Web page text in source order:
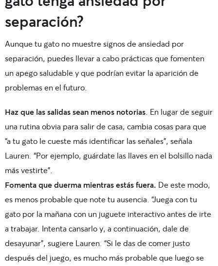
separación?
Aunque tu gato no muestre signos de ansiedad por
separación, puedes llevar a cabo prácticas que fomenten
un apego saludable y que podrían evitar la aparición de
problemas en el futuro.
Haz que las salidas sean menos notorias . En lugar de seguir
una rutina obvia para salir de casa, cambia cosas para que
“a tu gato le cueste más identificar las señales”, señala
Lauren. “Por ejemplo, guárdate las llaves en el bolsillo nada
más vestirte”.
Fomenta que duerma mientras estás fuera. De este modo,
es menos probable que note tu ausencia. “Juega con tu
gato por la mañana con un juguete interactivo antes de irte
a trabajar. Intenta cansarlo y, a continuación, dale de
desayunar”, sugiere Lauren. “Si le das de comer justo
después del juego, es mucho más probable que luego se